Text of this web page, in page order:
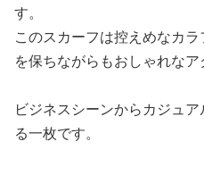
す。
このスカーフは控えめなカ
を保ちながらもおしゃれなア
ビジネスシーンからカジュ
る一枚です。